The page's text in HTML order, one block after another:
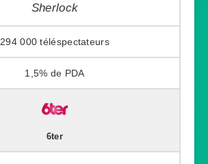
Sherlock
294 000
1,5%
6ter